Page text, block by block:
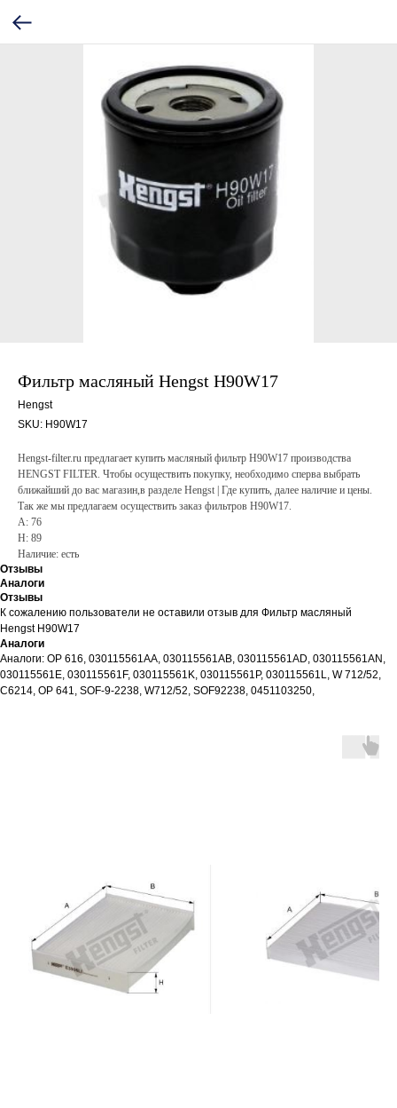
Фильтр масляный Hengst H90W17
Hengst
SKU: H90W17
Hengst-filter.ru предлагает купить масляный фильтр H90W17 производства
HENGST FILTER. Чтобы осуществить покупку, необходимо сперва выбрать
ближайший до вас магазин,в разделе Hengst | Где купить, далее наличие и цены.
Так же мы предлагаем осуществить заказ фильтров H90W17.
A: 76
H: 89
Наличие: есть
Отзывы
Аналоги
Отзывы
К сожалению пользователи не оставили отзыв для Фильтр масляный
Hengst H90W17
Аналоги
Аналоги: OP 616, 030115561AA, 030115561AB, 030115561AD, 030115561AN,
030115561E, 030115561F, 030115561K, 030115561P, 030115561L, W 712/52,
C6214, OP 641, SOF-9-2238, W712/52, SOF92238, 0451103250,